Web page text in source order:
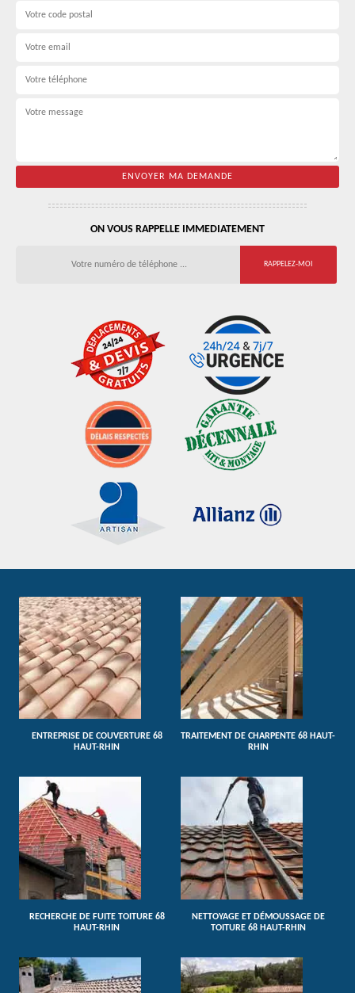
ON VOUS RAPPELLE IMMEDIATEMENT
ENTREPRISE DE COUVERTURE 68
HAUT-RHIN
TRAITEMENT DE CHARPENTE 68 HAUT-
RHIN
RECHERCHE DE FUITE TOITURE 68
HAUT-RHIN
NETTOYAGE ET DÉMOUSSAGE DE
TOITURE 68 HAUT-RHIN